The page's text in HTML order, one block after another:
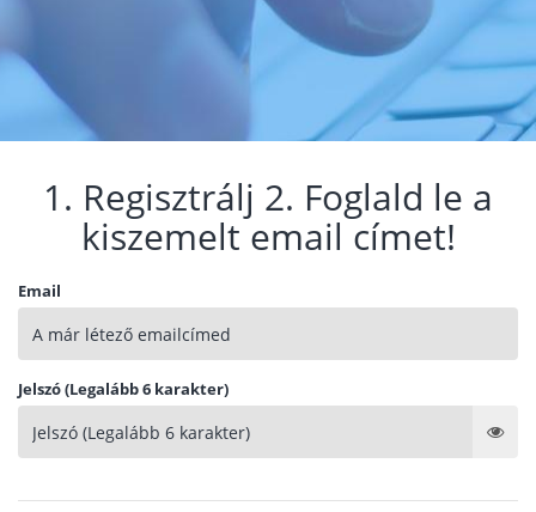
1. Regisztrálj 2. Foglald le a
kiszemelt email címet!
Email
Jelszó (Legalább 6 karakter)